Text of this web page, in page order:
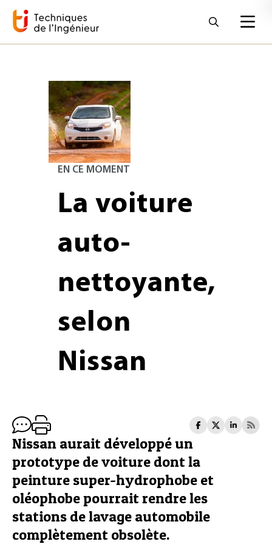
EN CE MOMENT
La voiture
auto-
nettoyante,
selon
Nissan
Nissan aurait développé un
prototype de voiture dont la
peinture super-hydrophobe et
oléophobe pourrait rendre les
stations de lavage automobile
complètement obsolète.